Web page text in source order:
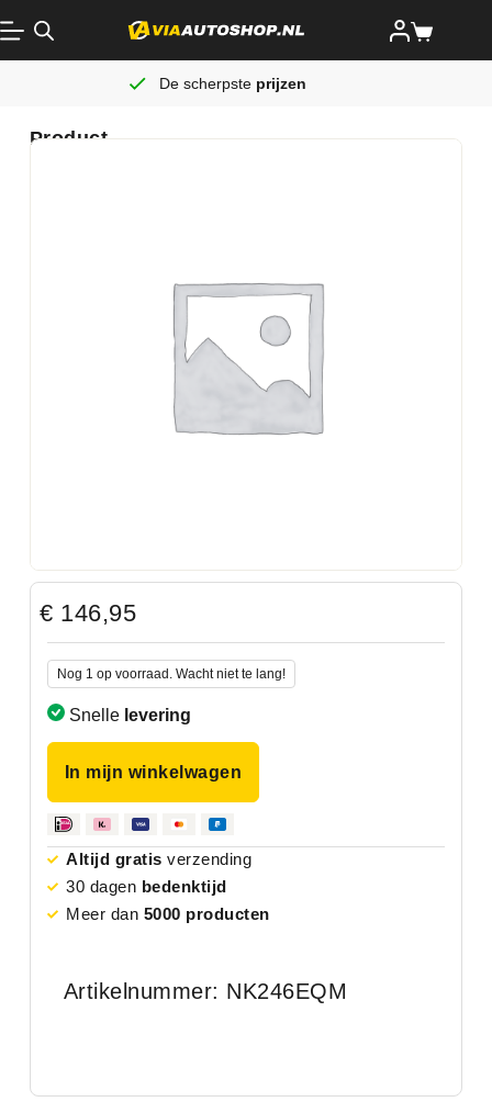
De scherpste prijzen
Product
€ 146,95
Nog 1 op voorraad. Wacht niet te lang!
Snelle levering
In mijn winkelwagen
Altijd gratis verzending
30 dagen bedenktijd
Meer dan 5000 producten
Artikelnummer: NK246EQM